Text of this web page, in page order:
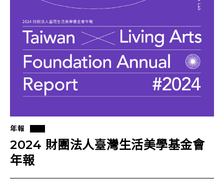
年報
2024 財團法人臺灣生活美學基金會
年報